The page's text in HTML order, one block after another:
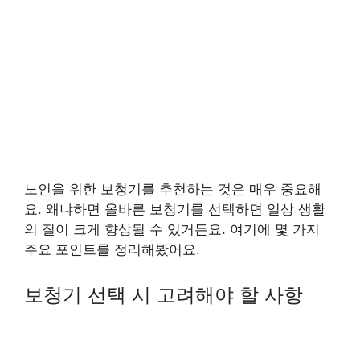
노인을 위한 보청기를 추천하는 것은 매우 중요해
요. 왜냐하면 올바른 보청기를 선택하면 일상 생활
의 질이 크게 향상될 수 있거든요. 여기에 몇 가지
주요 포인트를 정리해봤어요.
보청기 선택 시 고려해야 할 사항